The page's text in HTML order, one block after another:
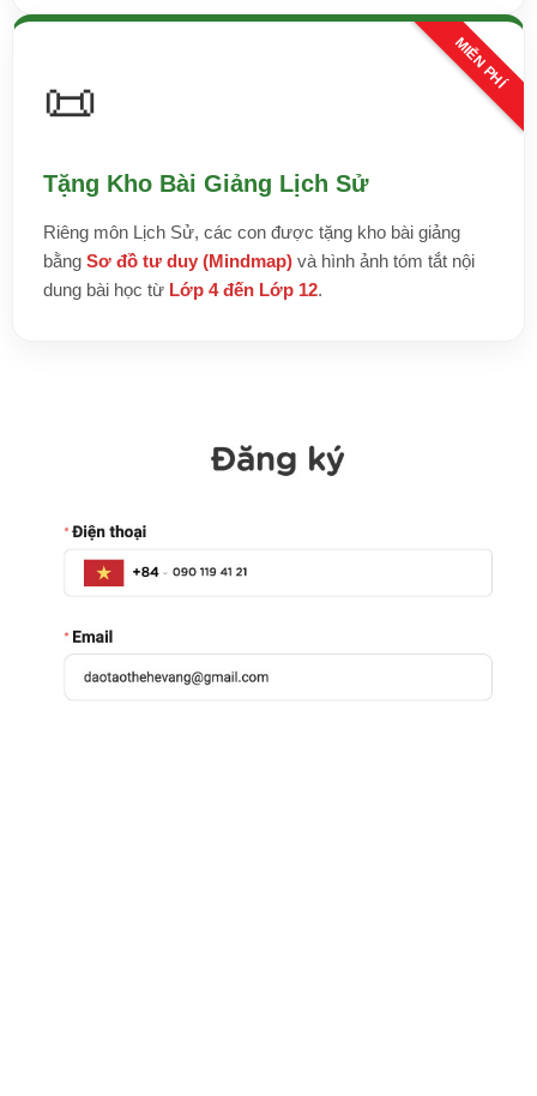
MIỄN PHÍ
📜
Tặng Kho Bài Giảng Lịch Sử
Riêng môn Lịch Sử, các con được tặng kho bài giảng
bằng Sơ đồ tư duy (Mindmap) và hình ảnh tóm tắt nội
dung bài học từ Lớp 4 đến Lớp 12.